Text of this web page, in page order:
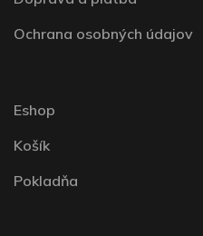
Ochrana osobných údajov
Eshop
Košík
Pokladňa